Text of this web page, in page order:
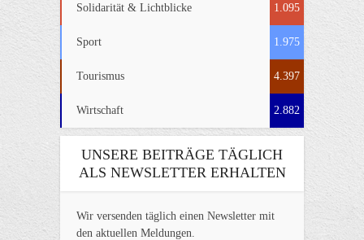
Solidarität & Lichtblicke 1.095
Sport 1.975
Tourismus 4.397
Wirtschaft 2.882
UNSERE BEITRÄGE TÄGLICH
ALS NEWSLETTER ERHALTEN
Wir versenden täglich einen Newsletter mit
den aktuellen Meldungen.